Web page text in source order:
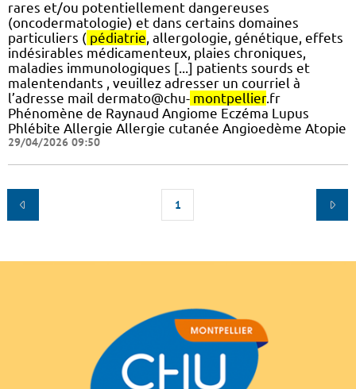
rares et/ou potentiellement dangereuses
(oncodermatologie) et dans certains domaines
particuliers ( pédiatrie, allergologie, génétique, effets
indésirables médicamenteux, plaies chroniques,
maladies immunologiques [...] patients sourds et
malentendants , veuillez adresser un courriel à
l’adresse mail dermato@chu- montpellier.fr
Phénomène de Raynaud Angiome Eczéma Lupus
Phlébite Allergie Allergie cutanée Angioedème Atopie
29/04/2026 09:50
1